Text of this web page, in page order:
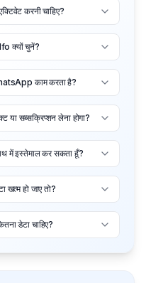
करनी चाहिए?
क्यों चुनें?
काम करता है?
सब्सक्रिप्शन लेना होगा?
में इस्तेमाल कर सकता हूँ?
खत्म हो जाए तो?
डेटा चाहिए?